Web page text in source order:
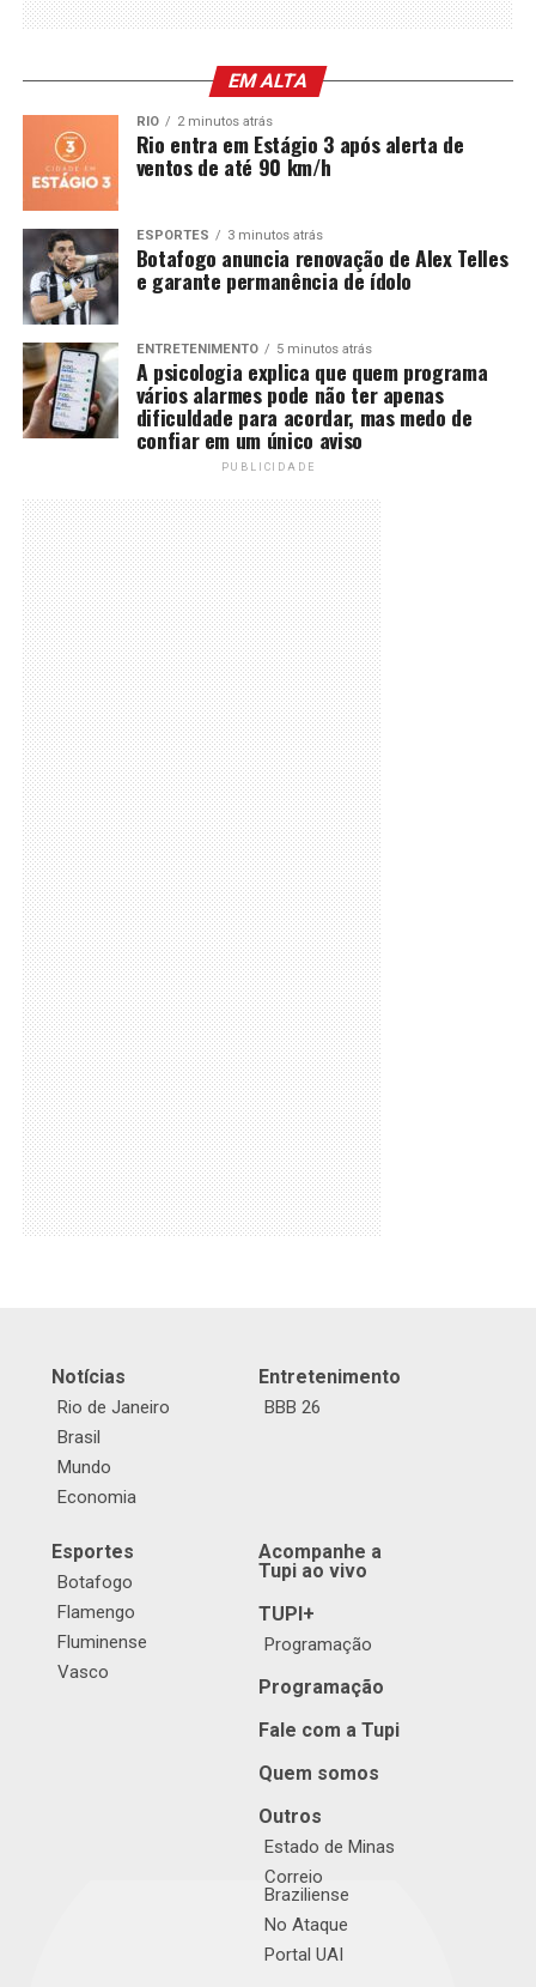
EM ALTA
RIO 2 minutos atrás
Rio entra em Estágio 3 após alerta de
ventos de até 90 km/h
ESPORTES 3 minutos atrás
Botafogo anuncia renovação de Alex Telles
e garante permanência de ídolo
ENTRETENIMENTO 5 minutos atrás
A psicologia explica que quem programa
vários alarmes pode não ter apenas
dificuldade para acordar, mas medo de
confiar em um único aviso
PUBLICIDADE
Notícias
Rio de Janeiro
Brasil
Mundo
Economia
Entretenimento
BBB 26
Esportes
Botafogo
Flamengo
Fluminense
Vasco
Acompanhe a
Tupi ao vivo
TUPI+
Programação
Programação
Fale com a Tupi
Quem somos
Outros
Estado de Minas
Correio
Braziliense
No Ataque
Portal UAI